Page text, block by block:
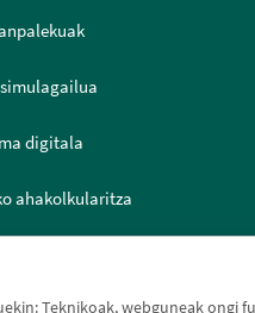
Teknikoak, webguneak ongi
digitala
ahakolkularitza